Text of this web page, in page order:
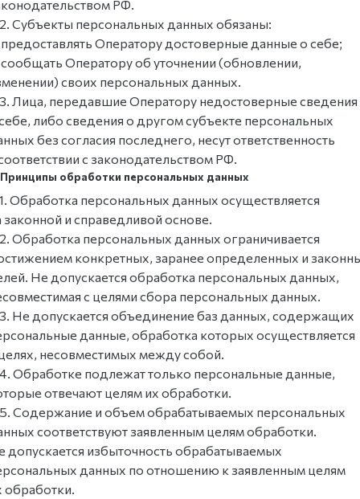
РФ.
Субъекты персональных данных обязаны:
Оператору достоверные данные о себе;
Оператору об уточнении (обновлении,
своих персональных данных.
Лица, передавшие Оператору недостоверные сведения
либо сведения о другом субъекте персональных
без согласия последнего, несут ответственность
с законодательством РФ.
обработки персональных данных
Обработка персональных данных осуществляется
законной и справедливой основе.
Обработка персональных данных ограничивается
конкретных, заранее определенных и
Не допускается обработка персональных данных,
с целями сбора персональных данных.
Не допускается объединение баз данных, содержащих
данные, обработка которых осуществляется
несовместимых между собой.
Обработке подлежат только персональные данные,
отвечают целям их обработки.
Содержание и объем обрабатываемых персональных
соответствуют заявленным целям обработки.
допускается избыточность обрабатываемых
данных по отношению к заявленным целям
обработки.